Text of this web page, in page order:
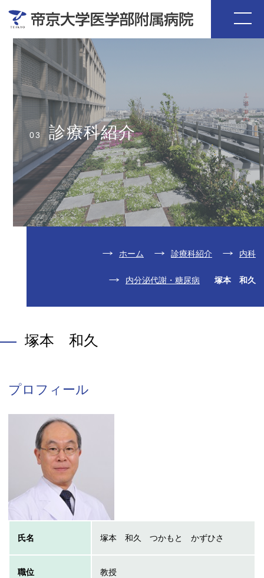
03 診療科紹介
ホーム 診療科紹介 内科
内分泌代謝・糖尿病 塚本 和久
塚本 和久
プロフィール
氏名 塚本 和久 つかもと かずひさ
職位 教授